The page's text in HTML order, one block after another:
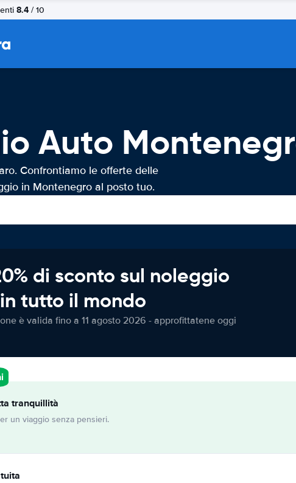
8.4 / 10
Auto
Confrontiamo le offerte delle
in Montenegro al posto tuo.
di sconto sul noleggio
tutto il mondo
è valida fino a 11 agosto 2026 - approfittatene oggi
tranquillità
un viaggio senza pensieri.